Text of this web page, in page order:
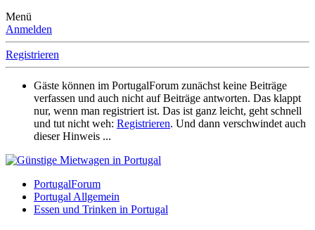
Menü
Anmelden
Registrieren
Gäste können im PortugalForum zunächst keine Beiträge
verfassen und auch nicht auf Beiträge antworten. Das klappt
nur, wenn man registriert ist. Das ist ganz leicht, geht schnell
und tut nicht weh: Registrieren. Und dann verschwindet auch
dieser Hinweis ...
PortugalForum
Portugal Allgemein
Essen und Trinken in Portugal